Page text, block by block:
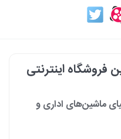
اینترنتی
ماشین‌های اداری و